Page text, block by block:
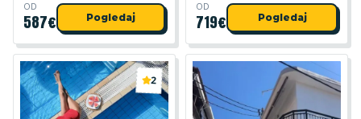
OD
587€ Pogledaj
OD
719€ Pogledaj
2